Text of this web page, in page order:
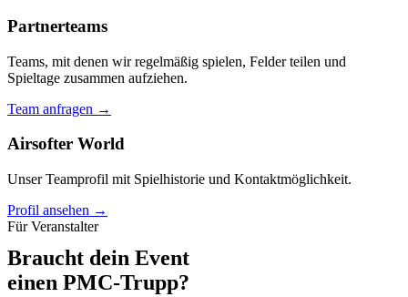
Partnerteams
Teams, mit denen wir regelmäßig spielen, Felder teilen und
Spieltage zusammen aufziehen.
Team anfragen →
Airsofter World
Unser Teamprofil mit Spielhistorie und Kontaktmöglichkeit.
Profil ansehen →
Für Veranstalter
Braucht dein Event
einen PMC-Trupp?